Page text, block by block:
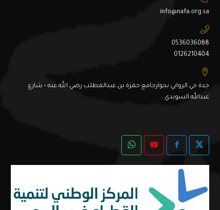
info@nafa.org.sa
0536036088
0126210404
جدة حي الروابي بجوارجامع حمزة بن عبدالمطلب رضي الله عنه – شارع
عبدالله السويدي .